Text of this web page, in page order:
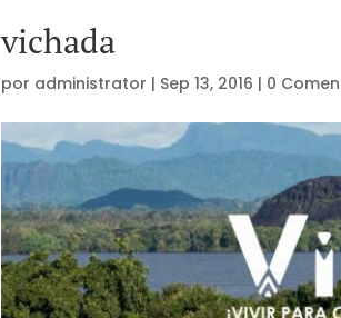
vichada
por administrator | Sep 13, 2016 | 0